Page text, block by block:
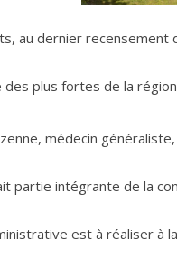
au dernier
plus fortes de la
médecin
partie intégrante de la
est à réaliser à